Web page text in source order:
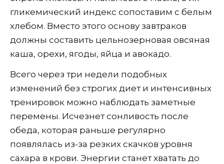
гликемический индекс сопоставим с белым
хлебом. Вместо этого основу завтраков
должны составить цельнозерновая овсяная
каша, орехи, ягоды, яйца и авокадо.
Всего через три недели подобных
изменений без строгих диет и интенсивных
тренировок можно наблюдать заметные
перемены. Исчезнет сонливость после
обеда, которая раньше регулярно
появлялась из-за резких скачков уровня
сахара в крови. Энергии станет хватать до